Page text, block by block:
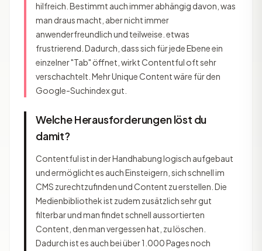
hilfreich. Bestimmt auch immer abhängig davon, was
man draus macht, aber nicht immer
anwenderfreundlich und teilweise. etwas
frustrierend. Dadurch, dass sich für jede Ebene ein
einzelner "Tab" öffnet, wirkt Contentful oft sehr
verschachtelt. Mehr Unique Content wäre für den
Google-Suchindex gut.
Welche Herausforderungen löst du
damit?
Contentful ist in der Handhabung logisch aufgebaut
und ermöglicht es auch Einsteigern, sich schnell im
CMS zurechtzufinden und Content zu erstellen. Die
Medienbibliothek ist zudem zusätzlich sehr gut
filterbar und man findet schnell aussortierten
Content, den man vergessen hat, zu löschen.
Dadurch ist es auch bei über 1.000 Pages noch